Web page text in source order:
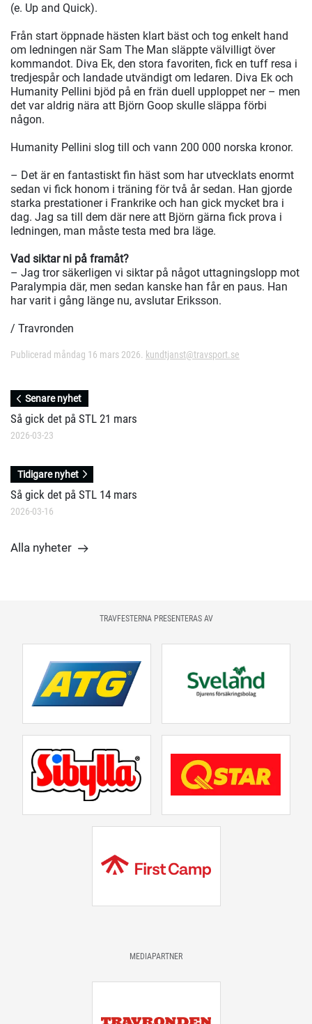
(e. Up and Quick).
Från start öppnade hästen klart bäst och tog enkelt hand
om ledningen när Sam The Man släppte välvilligt över
kommandot. Diva Ek, den stora favoriten, fick en tuff resa i
tredjespår och landade utvändigt om ledaren. Diva Ek och
Humanity Pellini bjöd på en frän duell upploppet ner – men
det var aldrig nära att Björn Goop skulle släppa förbi
någon.
Humanity Pellini slog till och vann 200 000 norska kronor.
– Det är en fantastiskt fin häst som har utvecklats enormt
sedan vi fick honom i träning för två år sedan. Han gjorde
starka prestationer i Frankrike och han gick mycket bra i
dag. Jag sa till dem där nere att Björn gärna fick prova i
ledningen, man måste testa med bra läge.
Vad siktar ni på framåt?
– Jag tror säkerligen vi siktar på något uttagningslopp mot
Paralympia där, men sedan kanske han får en paus. Han
har varit i gång länge nu, avslutar Eriksson.
/ Travronden
Publicerad måndag 16 mars 2026. kundtjanst@travsport.se
Senare nyhet
Så gick det på STL 21 mars
2026-03-23
Tidigare nyhet
Så gick det på STL 14 mars
2026-03-16
Alla nyheter
TRAVFESTERNA PRESENTERAS AV
MEDIAPARTNER